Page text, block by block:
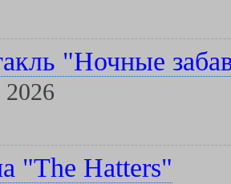
"Ночные
"The Hatters"